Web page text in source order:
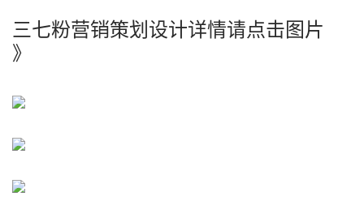
三七粉营销策划设计详情请点击图片
》